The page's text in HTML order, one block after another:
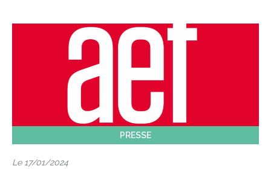
PRESSE
Le 17/01/2024